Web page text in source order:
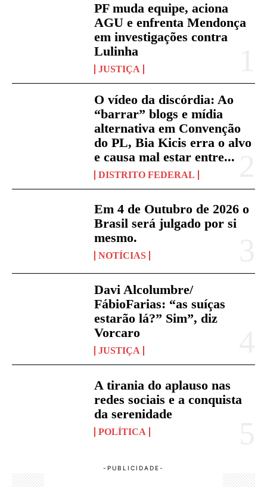
PF muda equipe, aciona
AGU e enfrenta Mendonça
em investigações contra
Lulinha
JUSTIÇA
O vídeo da discórdia: Ao
“barrar” blogs e mídia
alternativa em Convenção
do PL, Bia Kicis erra o alvo
e causa mal estar entre...
DISTRITO FEDERAL
Em 4 de Outubro de 2026 o
Brasil será julgado por si
mesmo.
NOTÍCIAS
Davi Alcolumbre/
FábioFarias: “as suíças
estarão lá?” Sim”, diz
Vorcaro
JUSTIÇA
A tirania do aplauso nas
redes sociais e a conquista
da serenidade
POLÍTICA